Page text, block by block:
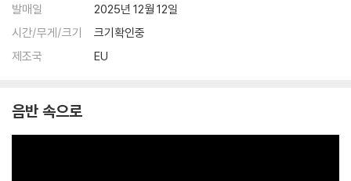
발매일
2025년 12월 12일
시간/무게/크기
크기확인중
제조국
EU
음반 속으로